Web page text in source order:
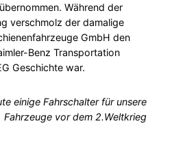
Während der
verschmolz der damalige
GmbH den
Benz Transportation
Geschichte war.
einige Fahrschalter für unsere
Fahrzeuge vor dem 2.Weltkrieg